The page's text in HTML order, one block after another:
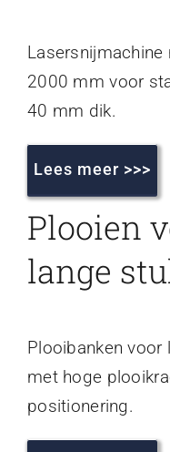
2000 mm voor
40 mm dik.
Lees meer >>>
Plooien
lange
Plooibanken voor
met hoge
positionering.